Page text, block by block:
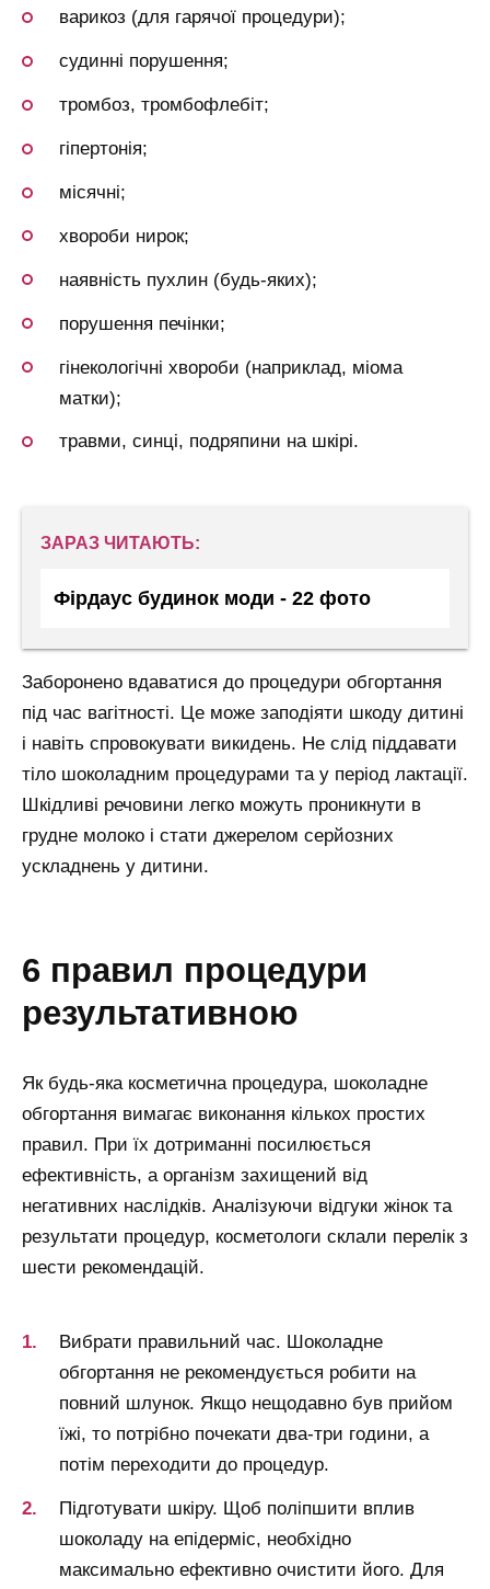
варикоз (для гарячої процедури);
судинні порушення;
тромбоз, тромбофлебіт;
гіпертонія;
місячні;
хвороби нирок;
наявність пухлин (будь-яких);
порушення печінки;
гінекологічні хвороби (наприклад, міома
матки);
травми, синці, подряпини на шкірі.
ЗАРАЗ ЧИТАЮТЬ:
Фірдаус будинок моди - 22 фото
Заборонено вдаватися до процедури обгортання
під час вагітності. Це може заподіяти шкоду дитині
і навіть спровокувати викидень. Не слід піддавати
тіло шоколадним процедурами та у період лактації.
Шкідливі речовини легко можуть проникнути в
грудне молоко і стати джерелом серйозних
ускладнень у дитини.
6 правил процедури
результативною
Як будь-яка косметична процедура, шоколадне
обгортання вимагає виконання кількох простих
правил. При їх дотриманні посилюється
ефективність, а організм захищений від
негативних наслідків. Аналізуючи відгуки жінок та
результати процедур, косметологи склали перелік з
шести рекомендацій.
Вибрати правильний час. Шоколадне
обгортання не рекомендується робити на
повний шлунок. Якщо нещодавно був прийом
їжі, то потрібно почекати два-три години, а
потім переходити до процедур.
Підготувати шкіру. Щоб поліпшити вплив
шоколаду на епідерміс, необхідно
максимально ефективно очистити його. Для